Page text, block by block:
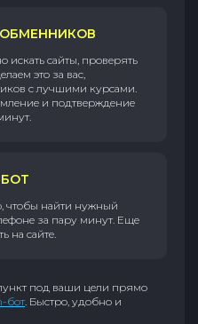
искать сайты, проверять
это за вас,
с лучшими курсами.
и подтверждение
чтобы найти нужный
за пару минут. Еще
на сайте.
под ваши цели прямо
бот. Быстро, удобно и